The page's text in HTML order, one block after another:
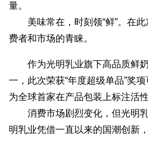
量。
美味常在，时刻领“鲜”。在
费者和市场的青睐。
作为光明乳业旗下高品质鲜
一，此次荣获“年度超级单品”奖
为全球首家在产品包装上标注活
消费市场剧烈变化，但光明
明乳业凭借一直以来的国潮创新